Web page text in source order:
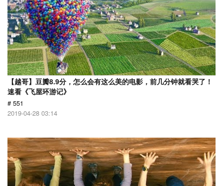
【越哥】豆瓣8.9分，怎么会有这么美的电影，前几分钟就看哭了！
速看《飞屋环游记》
# 551
2019-04-28 03:14